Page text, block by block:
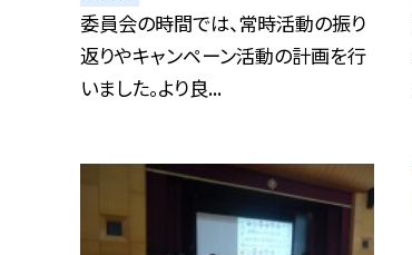
委員会の時間では、常時活動の振り
返りやキャンペーン活動の計画を行
いました。より良...